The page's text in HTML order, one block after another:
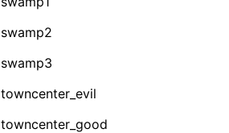
swamp2
swamp3
towncenter_evil
towncenter_good